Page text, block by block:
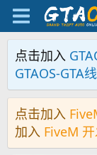
点击加入
GTAOS-GTA
点击加入
加入 FiveM